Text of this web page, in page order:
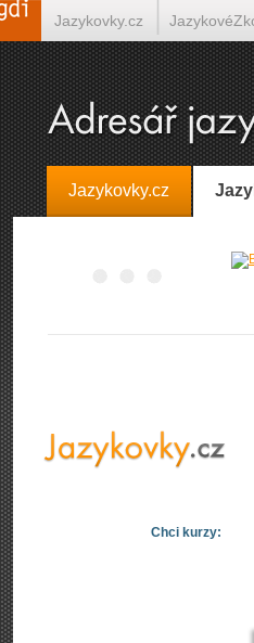
Jazykovky.cz
Chci kurzy:
Jazykovky.cz
Španělština on-line